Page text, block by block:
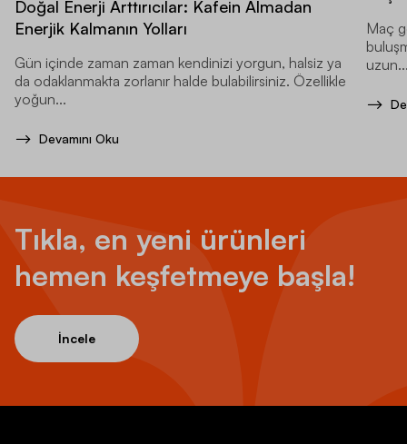
Doğal Enerji Arttırıcılar: Kafein Almadan
Enerjik Kalmanın Yolları
Gün içinde zaman zaman kendinizi yorgun, halsiz ya
da odaklanmakta zorlanır halde bulabilirsiniz. Özellikle
yoğun...
Devamını Oku
Maç
Tıkla, en yeni ürünleri
hemen keşfetmeye başla!
İncele